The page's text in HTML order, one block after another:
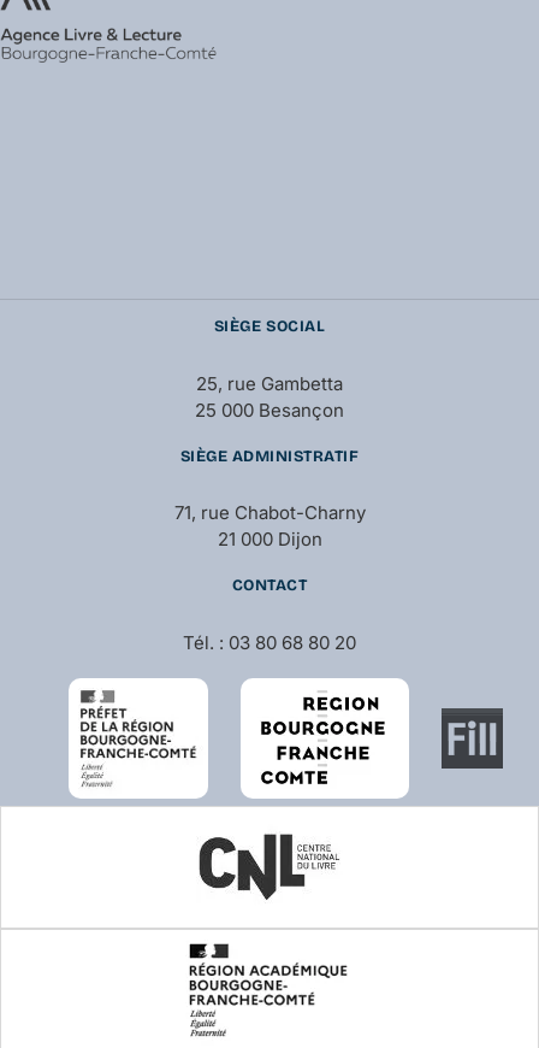
SIÈGE SOCIAL
25, rue Gambetta
25 000 Besançon
SIÈGE ADMINISTRATIF
71, rue Chabot-Charny
21 000 Dijon
CONTACT
Tél. : 03 80 68 80 20